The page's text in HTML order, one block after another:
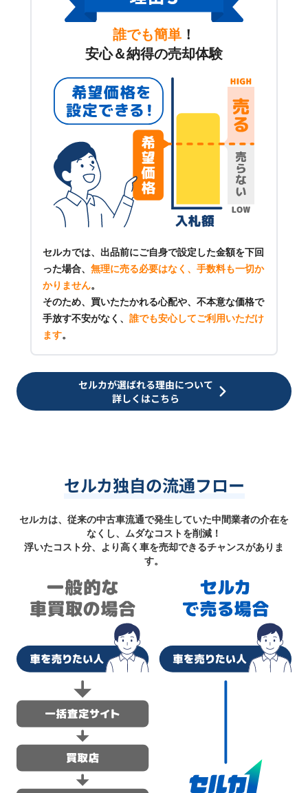
誰でも簡単 ！
安心＆納得の売却体験
セルカでは、出品前にご自身で設定した金額を下回
った場合、 無理に売る必要はなく、手数料も一切か
かりません。
そのため、買いたたかれる心配や、不本意な価格で
手放す不安がなく、 誰でも安心してご利用いただけ
ます。
セルカが選ばれる理由について
詳しくはこちら
セルカ独自の流通フロー
セルカは、従来の中古車流通で発生していた中間業者の介在を
なくし、ムダなコストを削減！
浮いたコスト分、より高く車を売却できるチャンスがありま
す。